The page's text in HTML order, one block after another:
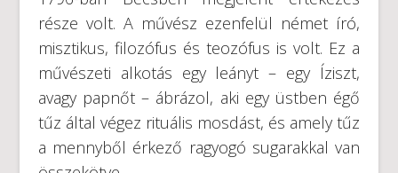
része volt. A művész ezenfelül német író,
misztikus, filozófus és teozófus is volt. Ez a
művészeti alkotás egy leányt – egy Íziszt,
avagy papnőt – ábrázol, aki egy üstben égő
tűz által végez rituális mosdást, és amely tűz
a mennyből érkező ragyogó sugarakkal van